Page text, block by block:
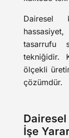
Dairesel
tasarrufu
tekniğidir.
ölçekli
çözümdür.
İşe